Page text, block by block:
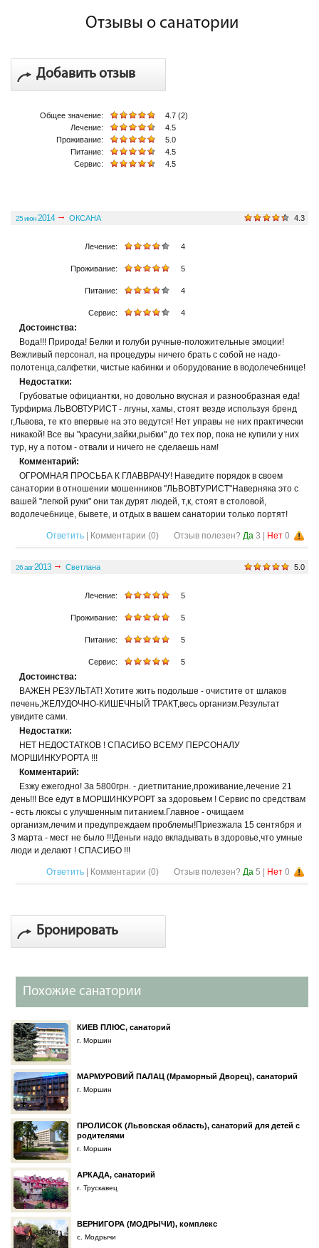
Отзывы о санатории
Добавить отзыв
4.7 (2)
Общее значение:
4.5
Лечение:
5.0
Проживание:
4.5
Питание:
4.5
Сервис:
25 июн2014 ОКСАНА
4.3
4
Лечение:
5
Проживание:
4
Питание:
4
Сервис:
Достоинства:
Вода!!! Природа! Белки и голуби ручные-положительные эмоции!
Вежливый персонал, на процедуры ничего брать с собой не надо-
полотенца,салфетки, чистые кабинки и оборудование в водолечебнице!
Недостатки:
Грубоватые официантки, но довольно вкусная и разнообразная еда!
Турфирма ЛЬВОВТУРИСТ - лгуны, хамы, стоят везде используя бренд
г,Львова, те кто впервые на это ведутся! Нет управы не них практически
никакой! Все вы "красуни,зайки,рыбки" до тех пор, пока не купили у них
тур, ну а потом - отвали и ничего не сделаешь нам!
Комментарий:
ОГРОМНАЯ ПРОСЬБА К ГЛАВВРАЧУ! Наведите порядок в своем
санатории в отношении мошенников "ЛЬВОВТУРИСТ"Наверняка это с
вашей "легкой руки" они так дурят людей, т,к, стоят в столовой,
водолечебнице, бывете, и отдых в вашем санатории только портят!
Ответить | Комментарии (0) Отзыв полезен? Да 3 Нет 0
26 авг2013 Светлана
5.0
5
Лечение:
5
Проживание:
5
Питание:
5
Сервис:
Достоинства:
ВАЖЕН РЕЗУЛЬТАТ! Хотите жить подольше - очистите от шлаков
печень,ЖЕЛУДОЧНО-КИШЕЧНЫЙ ТРАКТ,весь организм.Результат
увидите сами.
Недостатки:
НЕТ НЕДОСТАТКОВ ! СПАСИБО ВСЕМУ ПЕРСОНАЛУ
МОРШИНКУРОРТА !!!
Комментарий:
Езжу ежегодно! За 5800грн. - диетпитание,проживание,лечение 21
день!!! Все едут в МОРШИНКУРОРТ за здоровьем ! Сервис по средствам
- есть люксы с улучшенным питанием.Главное - очищаем
организм,лечим и предупреждаем проблемы!Приезжала 15 сентября и
3 марта - мест не было !!!Деньги надо вкладывать в здоровье,что умные
люди и делают ! СПАСИБО !!!
Ответить | Комментарии (0) Отзыв полезен? Да 5 Нет 0
Бронировать
Похожие санатории
КИЕВ ПЛЮС, санаторий
г. Моршин
МАРМУРОВИЙ ПАЛАЦ (Мраморный Дворец), санаторий
г. Моршин
ПРОЛИСОК (Львовская область), санаторий для детей с
родителями
г. Моршин
АРКАДА, санаторий
г. Трускавец
ВЕРНИГОРА (МОДРЫЧИ), комплекс
с. Модрычи